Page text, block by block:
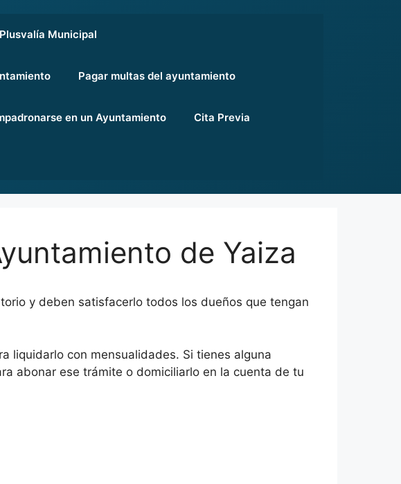
Plusvalía Municipal
Pagar multas del ayuntamiento
en un Ayuntamiento Cita Previa
de Yaiza
y deben satisfacerlo todos los dueños que tengan
liquidarlo con mensualidades. Si tienes alguna
abonar ese trámite o domiciliarlo en la cuenta de tu